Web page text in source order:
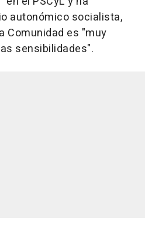
autonómico socialista,
Comunidad es "muy
sensibilidades".